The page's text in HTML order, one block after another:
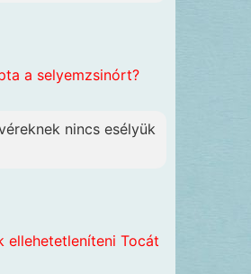
a selyemzsinórt?
nincs esélyük
ellehetetleníteni Tocát